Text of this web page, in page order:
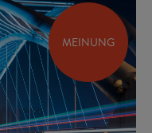
MEINUNG